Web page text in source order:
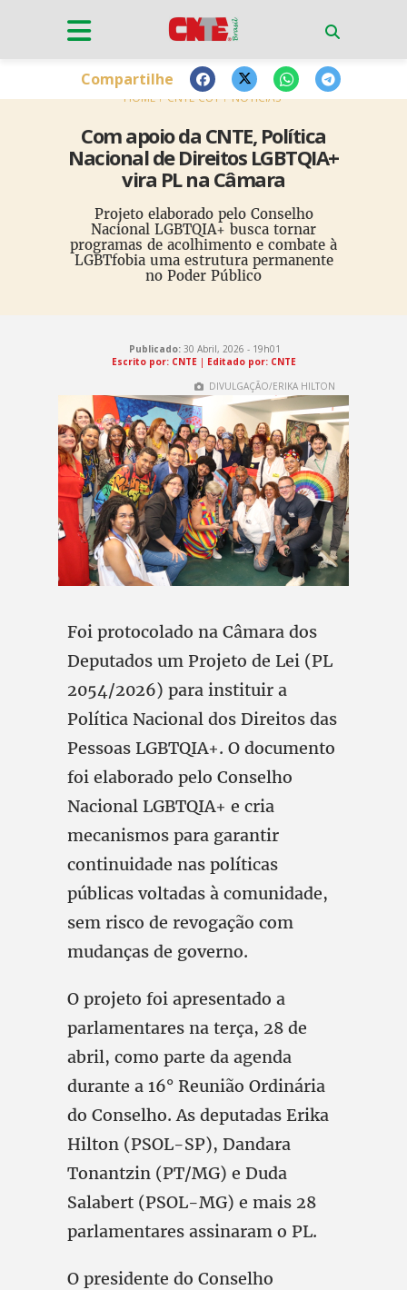
HOME CNTE-CUT NOTÍCIAS
Com apoio da CNTE, Política
Nacional de Direitos LGBTQIA+
vira PL na Câmara
Projeto elaborado pelo Conselho
Nacional LGBTQIA+ busca tornar
programas de acolhimento e combate à
LGBTfobia uma estrutura permanente
no Poder Público
Compartilhe
Publicado: 30 Abril, 2026 - 19h01
Escrito por: CNTE| Editado por: CNTE
DIVULGAÇÃO/ERIKA HILTON
Foi protocolado na Câmara dos
Deputados um Projeto de Lei (PL
2054/2026) para instituir a
Política Nacional dos Direitos das
Pessoas LGBTQIA+. O documento
foi elaborado pelo Conselho
Nacional LGBTQIA+ e cria
mecanismos para garantir
continuidade nas políticas
públicas voltadas à comunidade,
sem risco de revogação com
mudanças de governo.
O projeto foi apresentado a
parlamentares na terça, 28 de
abril, como parte da agenda
durante a 16° Reunião Ordinária
do Conselho. As deputadas Erika
Hilton (PSOL-SP), Dandara
Tonantzin (PT/MG) e Duda
Salabert (PSOL-MG) e mais 28
parlamentares assinaram o PL.
O presidente do Conselho